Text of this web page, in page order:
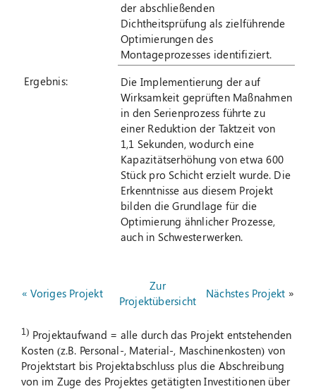
der abschließenden
Dichtheitsprüfung als zielführende
Optimierungen des
Montageprozesses identifiziert.
Ergebnis:
Die Implementierung der auf
Wirksamkeit geprüften Maßnahmen
in den Serienprozess führte zu
einer Reduktion der Taktzeit von
1,1 Sekunden, wodurch eine
Kapazitätserhöhung von etwa 600
Stück pro Schicht erzielt wurde. Die
Erkenntnisse aus diesem Projekt
bilden die Grundlage für die
Optimierung ähnlicher Prozesse,
auch in Schwesterwerken.
« Voriges Projekt
Zur
Projektübersicht
Nächstes Projekt »
1) Projektaufwand = alle durch das Projekt entstehenden
Kosten (z.B. Personal-, Material-, Maschinenkosten) von
Projektstart bis Projektabschluss plus die Abschreibung
von im Zuge des Projektes getätigten Investitionen über